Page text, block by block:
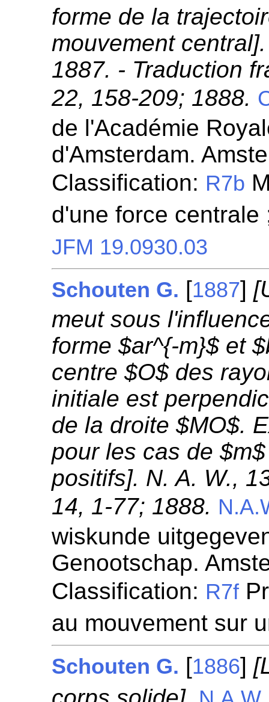
forme de la
mouvement
1887. - Traduction
22, 158-209; 1888.
de l'Académie
d'Amsterdam.
Classification: R7b
d'une force
JFM 19.0930.03
Schouten G. [1887]
meut sous
forme $ar^{-m}$ et
centre $O$ des
initiale est
de la droite $MO$.
pour les cas de
positifs]. N. A. W.,
14, 1-77; 1888.
wiskunde
Genootschap.
Classification: R7f
au mouvement sur
Schouten G. [1886]